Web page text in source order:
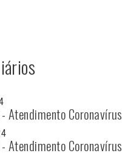
Atendimento Coronavírus
Atendimento Coronavírus